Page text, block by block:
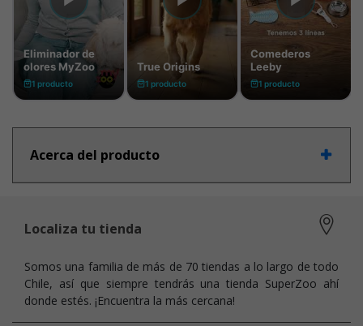
Acerca del producto
Localiza tu tienda
Somos una familia de más de 70 tiendas a lo largo de todo
Chile, así que siempre tendrás una tienda SuperZoo ahí
donde estés. ¡Encuentra la más cercana!